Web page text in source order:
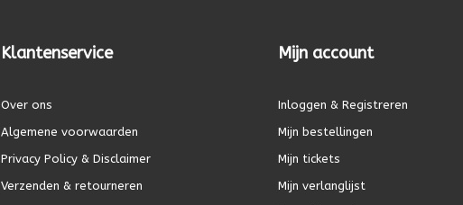
Klantenservice
Over ons
Algemene voorwaarden
Privacy Policy & Disclaimer
Verzenden & retourneren
Mijn account
Inloggen & Registreren
Mijn bestellingen
Mijn tickets
Mijn verlanglijst